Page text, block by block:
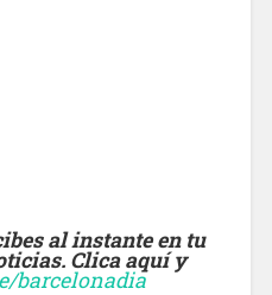
al instante en tu
Clica aquí y
barcelonadia